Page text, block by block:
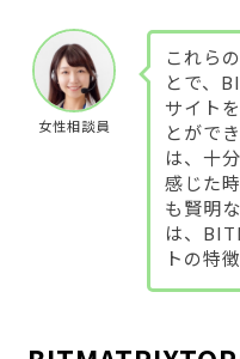
女性相談員
これら
とで、
サイト
とがで
は、十
感じた
も賢明
は、
トの特